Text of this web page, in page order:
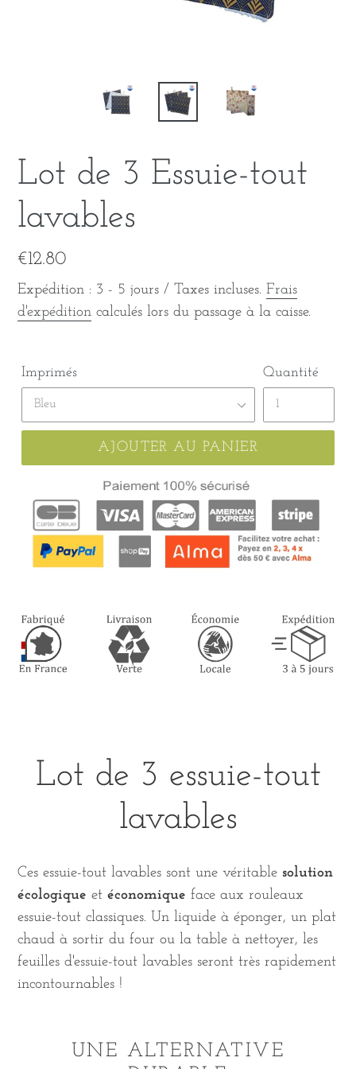
Lot de 3 Essuie-tout
lavables
Prix
normal
€12.80
Expédition : 3 - 5 jours / Taxes incluses. Frais
d'expédition calculés lors du passage à la caisse.
Imprimés Quantité
AJOUTER AU PANIER
Lot de 3 essuie-tout
lavables
Ces essuie-tout lavables sont une véritable solution
écologique et économique face aux rouleaux
essuie-tout classiques. Un liquide à éponger, un plat
chaud à sortir du four ou la table à nettoyer, les
feuilles d'essuie-tout lavables seront très rapidement
incontournables !
UNE ALTERNATIVE